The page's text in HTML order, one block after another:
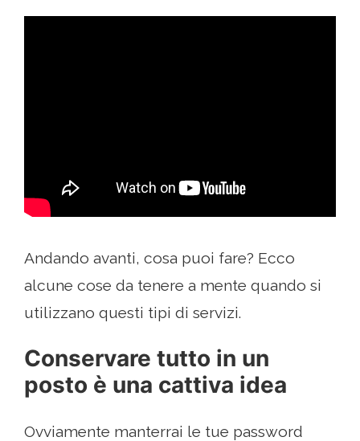
Andando avanti, cosa puoi fare? Ecco
alcune cose da tenere a mente quando si
utilizzano questi tipi di servizi.
Conservare tutto in un
posto è una cattiva idea
Ovviamente manterrai le tue password